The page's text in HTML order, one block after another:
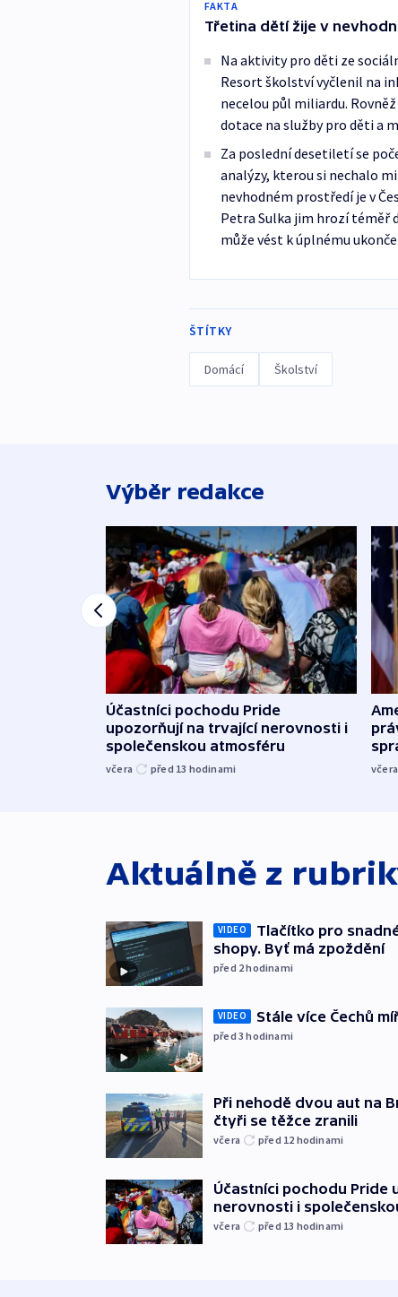
FAKTA
Třetina dětí žije v
Na aktivity pro děti ze
Resort školství vyčlenil na
necelou půl miliardu.
dotace na služby pro děti a
Za poslední desetiletí se
analýzy, kterou si nechalo
nevhodném prostředí je v
Petra Sulka jim hrozí téměř
může vést k úplnému
ŠTÍTKY
Domácí Školství
Výběr redakce
Účastníci pochodu Pride
upozorňují na trvající nerovnosti i
společenskou atmosféru
včera před 13 hodinami včera
Aktuálně z
VIDEO
Tlačítko pro
shopy. Byť má zpoždění
před 2hodinami
VIDEO Stále více Čechů
před 3hodinami
Při nehodě dvou aut na
čtyři se těžce zranili
včera před 12 hodinami
Účastníci pochodu Pride
nerovnosti i
včera před 13 hodinami